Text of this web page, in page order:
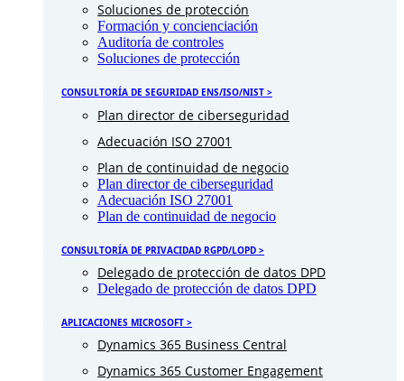
Soluciones de protección
Formación y concienciación
Auditoría de controles
Soluciones de protección
CONSULTORÍA DE SEGURIDAD ENS/ISO/NIST >
Plan director de ciberseguridad
Adecuación ISO 27001
Plan de continuidad de negocio
Plan director de ciberseguridad
Adecuación ISO 27001
Plan de continuidad de negocio
CONSULTORÍA DE PRIVACIDAD RGPD/LOPD >
Delegado de protección de datos DPD
Delegado de protección de datos DPD
APLICACIONES MICROSOFT >
Dynamics 365 Business Central
Dynamics 365 Customer Engagement